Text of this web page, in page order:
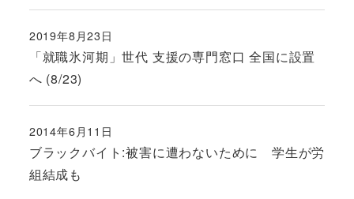
「就職氷河期」世代 支援の専門窓口 全国に設置
へ (8/23)
投稿日
2019年8月23日
ブラックバイト:被害に遭わないために 学生が労
組結成も
投稿日
2014年6月11日